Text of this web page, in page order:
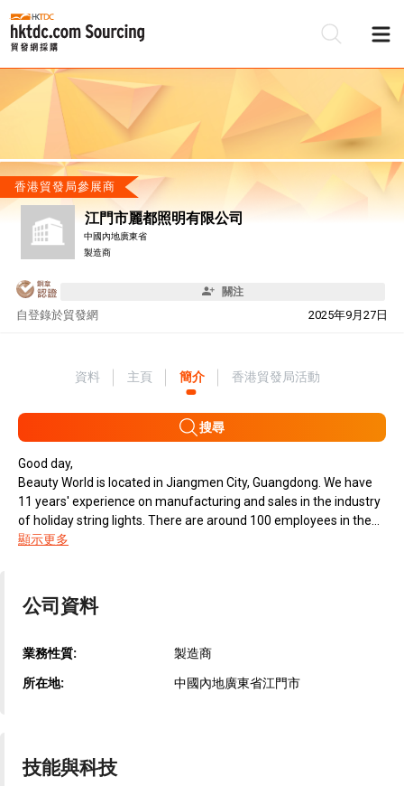
香港貿發局參展商
江門市麗都照明有限公司
中國內地廣東省
製造商
關注
自 2025年9月27日
登錄於貿發網
資料 主頁 簡介 香港貿發局活動
搜尋
Good day,
Beauty World is located in Jiangmen City, Guangdong. We have
11 years' experience on manufacturing and sales in the industry
of holiday string lights. There are around 100 employees in the...
顯示更多
公司資料
業務性質: 製造商
所在地: 中國內地廣東省江門市
技能與科技